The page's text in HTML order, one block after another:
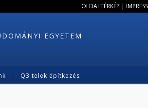
OLDALTÉRKÉP |
EGYETEM
Q3 telek építkezés